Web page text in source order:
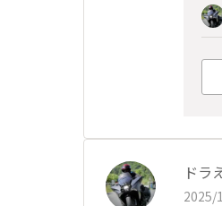
ドラ
2025/